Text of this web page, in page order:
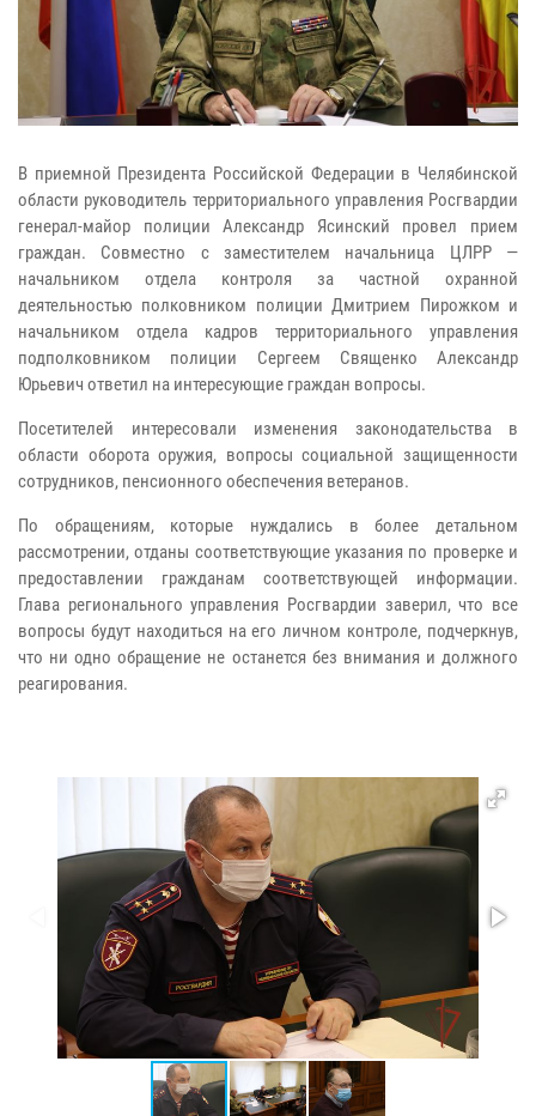
В приемной Президента Российской Федерации в Челябинской
области руководитель территориального управления Росгвардии
генерал-майор полиции Александр Ясинский провел прием
граждан. Совместно с заместителем начальница ЦЛРР —
начальником отдела контроля за частной охранной
деятельностью полковником полиции Дмитрием Пирожком и
начальником отдела кадров территориального управления
подполковником полиции Сергеем Священко Александр
Юрьевич ответил на интересующие граждан вопросы.
Посетителей интересовали изменения законодательства в
области оборота оружия, вопросы социальной защищенности
сотрудников, пенсионного обеспечения ветеранов.
По обращениям, которые нуждались в более детальном
рассмотрении, отданы соответствующие указания по проверке и
предоставлении гражданам соответствующей информации.
Глава регионального управления Росгвардии заверил, что все
вопросы будут находиться на его личном контроле, подчеркнув,
что ни одно обращение не останется без внимания и должного
реагирования.